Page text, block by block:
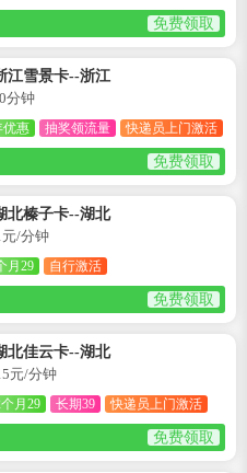
免费领取
江雪景卡--浙江
分钟
优惠 抽奖领流量 快递员上门激活
免费领取
北榛子卡--湖北
元/分钟
月29 自行激活
免费领取
北佳云卡--湖北
元/分钟
月29 长期39 快递员上门激活
免费领取